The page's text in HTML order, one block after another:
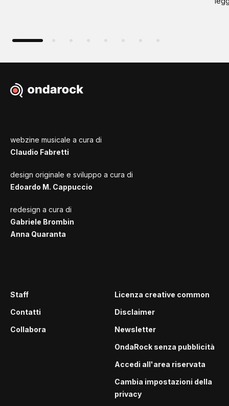
webzine musicale a cura di
Claudio Fabretti
design originale e sviluppo a cura di
Edoardo M. Cappuccio
redesign a cura di
Gabriele Brombin
Anna Quaranta
Staff
Contatti
Collabora
Licenza creative common
Disclaimer
Newsletter
OndaRock senza pubblicità
Accedi all'area riservata
Cambia impostazioni della
privacy